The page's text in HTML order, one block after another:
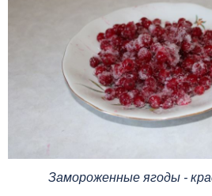
Замороженные ягоды -